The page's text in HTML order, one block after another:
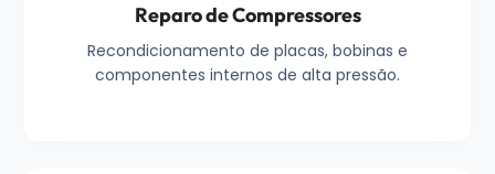
Reparo de Compressores
Recondicionamento de placas, bobinas e
componentes internos de alta pressão.